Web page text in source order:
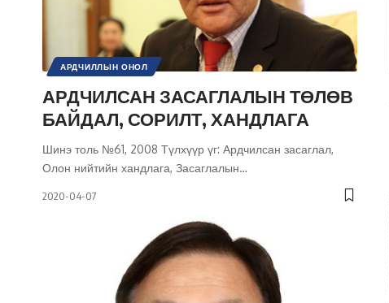
АРДЧИЛЛЫН ОНОЛ
НИЙГМИЙН АСУУДАЛ
ТӨРИЙН ТУХАЙ
УЛС ТӨР
ХАРЬЦУУЛСАН ШИНЖИЛГЭЭ
ХҮНИЙ ЭРХ
АРДЧИЛСАН ЗАСАГЛАЛЫН ТӨЛӨВ
БАЙДАЛ, СОРИЛТ, ХАНДЛАГА
Шинэ толь №61, 2008 Түлхүүр үг: Ардчилсан засаглал,
Олон нийтийн хандлага, Засаглалын…
2020-04-07